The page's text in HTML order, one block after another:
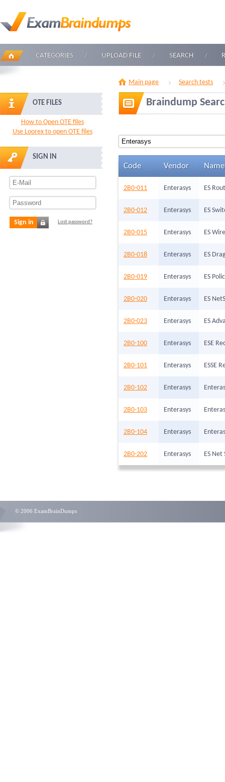
CATEGORIES UPLOAD FILE SEARCH
OTE FILES
How to Open OTE files
Use Loorex to open OTE files
SIGN IN
Sign in Lost password?
Main page Search tests
Braindump
Code Vendor Name
2B0-011 Enterasys ES
2B0-012 Enterasys ES
2B0-015 Enterasys ES
2B0-018 Enterasys ES
2B0-019 Enterasys ES
2B0-020 Enterasys ES
2B0-023 Enterasys ES
2B0-100 Enterasys ESE
2B0-101 Enterasys ESSE
2B0-102 Enterasys
2B0-103 Enterasys
2B0-104 Enterasys
2B0-202 Enterasys ES Net
© 2006 ExamBrainDumps